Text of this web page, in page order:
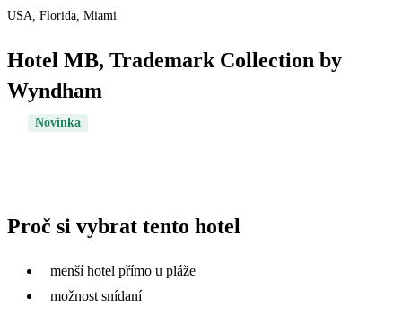
USA, Florida, Miami
Hotel MB, Trademark Collection by
Wyndham
Novinka
Proč si vybrat tento hotel
menší hotel přímo u pláže
možnost snídaní